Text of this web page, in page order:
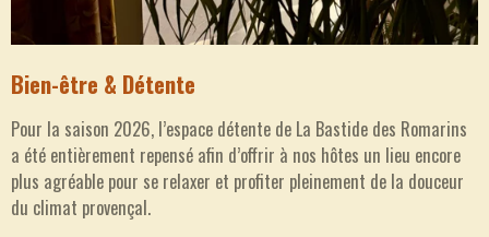
Bien-être & Détente
Pour la saison 2026, l’espace détente de La Bastide des Romarins
a été entièrement repensé afin d’offrir à nos hôtes un lieu encore
plus agréable pour se relaxer et profiter pleinement de la douceur
du climat provençal.